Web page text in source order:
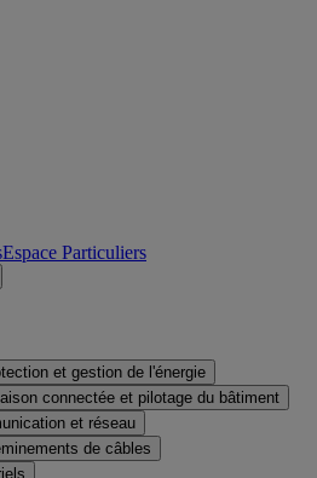
Espace Particuliers
et gestion de l'énergie
connectée et pilotage du bâtiment
et réseau
de câbles